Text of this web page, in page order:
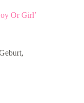
Or Girl’
,